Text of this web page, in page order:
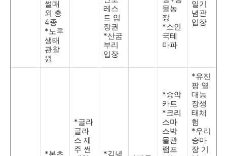
썰매
외 총
4종
*노루
생태
관찰
원
레스
트 입
장권
*산굼
부리
입장
물농
장
*소인
국테
마파
일기
념관
입장
*본초
*글라
글라
스 제
주 썬
*김녕
*송악
카트
*크리
스마
스박
물관
램프
*유진
팡 열
대농
장생
태체
험
*우리
승마
장 기